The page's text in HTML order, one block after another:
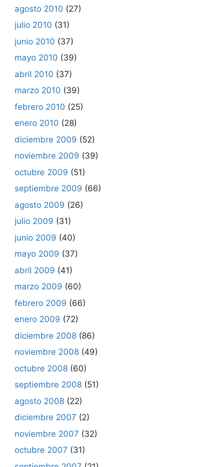
agosto 2010 (27)
julio 2010 (31)
junio 2010 (37)
mayo 2010 (39)
abril 2010 (37)
marzo 2010 (39)
febrero 2010 (25)
enero 2010 (28)
diciembre 2009 (52)
noviembre 2009 (39)
octubre 2009 (51)
septiembre 2009 (66)
agosto 2009 (26)
julio 2009 (31)
junio 2009 (40)
mayo 2009 (37)
abril 2009 (41)
marzo 2009 (60)
febrero 2009 (66)
enero 2009 (72)
diciembre 2008 (86)
noviembre 2008 (49)
octubre 2008 (60)
septiembre 2008 (51)
agosto 2008 (22)
diciembre 2007 (2)
noviembre 2007 (32)
octubre 2007 (31)